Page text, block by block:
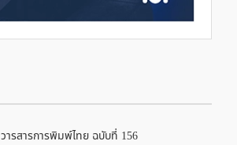
วารสารการพิมพ์ไทย ฉบับที่ 156